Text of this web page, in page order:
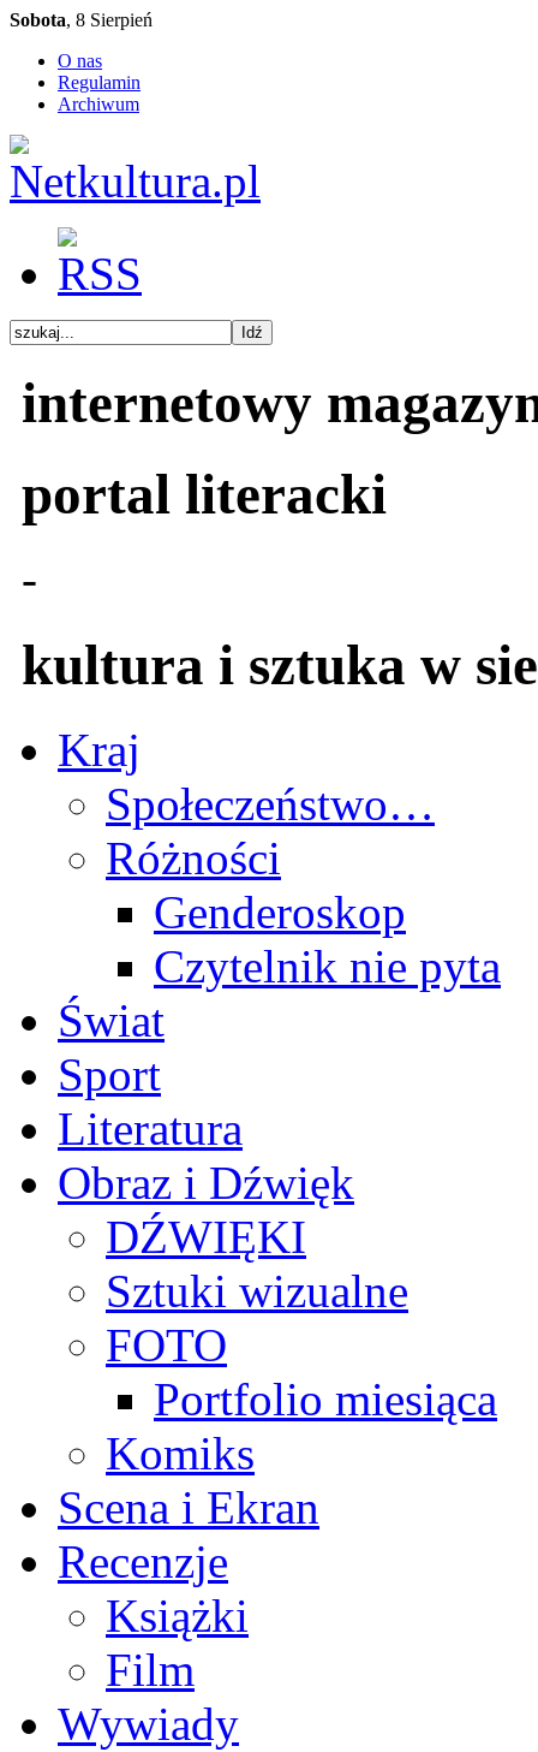
Sobota, 8 Sierpień
O nas
Regulamin
Archiwum
internetowy
portal literacki
-
kultura i sztuka w
Kraj
Społeczeństwo…
Różności
Genderoskop
Czytelnik nie pyta
Świat
Sport
Literatura
Obraz i Dźwięk
DŹWIĘKI
Sztuki wizualne
FOTO
Portfolio miesiąca
Komiks
Scena i Ekran
Recenzje
Książki
Film
Wywiady